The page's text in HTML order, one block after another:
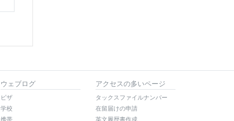
ウェブログ
ビザ
学校
アクセスの多いページ
タックスファイルナンバー
在留届けの申請